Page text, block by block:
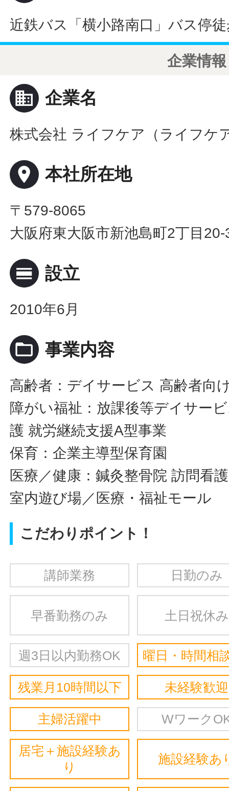
近鉄バス「横小路南口」バス停
企業情報
business 企業名
株式会社 ライフケア（ライフケ
place 本社所在地
〒579-8065
大阪府東大阪市新池島町2丁目20-
calendar_view_day 設立
2010年6月
folder_open 事業内容
高齢者：デイサービス 高齢者向
障がい福祉：放課後等デイサー
護 就労継続支援A型事業
保育：企業主導型保育園
医療／健康：鍼灸整骨院 訪問看
室内遊び場／医療・福祉モール
こだわりポイント！
講師業務 日勤のみ
早番勤務のみ 土日祝休み
週3日以内勤務OK 曜日・時間相
残業月10時間以下 未経験歓迎
主婦活躍中 Wワーク
居宅＋施設経験あ
り
施設経験あ